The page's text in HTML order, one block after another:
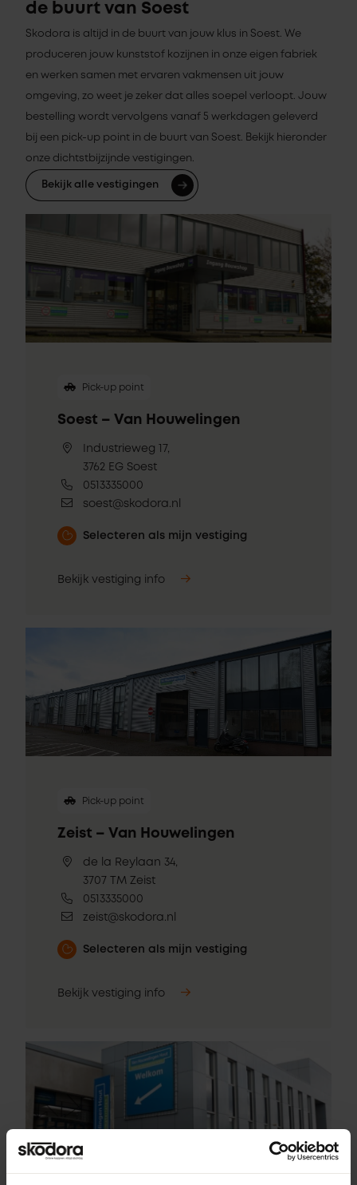
de buurt van Soest
Skodora is altijd in de buurt van jouw klus in Soest. We
produceren jouw kunststof kozijnen in onze eigen fabriek
en werken samen met ervaren vakmensen uit jouw
omgeving, zo weet je zeker dat alles soepel verloopt. Jouw
bestelling wordt vervolgens vanaf 5 werkdagen geleverd
bij een pick-up point in de buurt van Soest. Bekijk hieronder
onze dichtstbijzijnde vestigingen.
Bekijk alle vestigingen
Pick-up point
Soest – Van Houwelingen
Industrieweg 17,
3762 EG Soest
0513335000
soest@skodora.nl
Selecteren als mijn vestiging
Bekijk vestiging info
Pick-up point
Zeist – Van Houwelingen
de la Reylaan 34,
3707 TM Zeist
0513335000
zeist@skodora.nl
Selecteren als mijn vestiging
Bekijk vestiging info